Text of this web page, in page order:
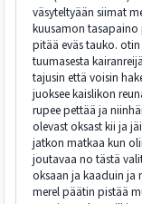
väsyteltyään siimat
kuusamon
pitää eväs tauko.
tuumasesta
tajusin että voisin
juoksee kaislikon
rupee pettää ja
olevast oksast kii ja
jatkon matkaa kun
joutavaa no tästä
oksaan ja kaaduin ja
merel päätin pistää